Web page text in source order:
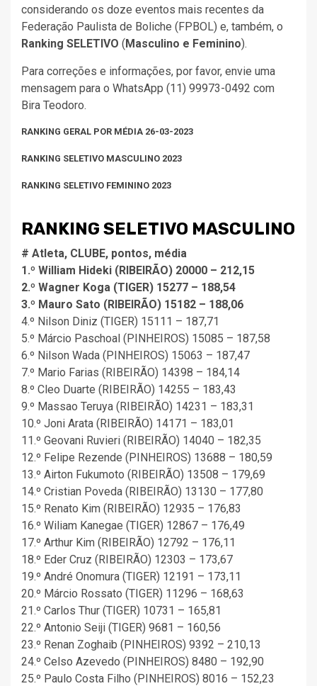
considerando os doze eventos mais recentes da
Federação Paulista de Boliche (FPBOL) e, também, o
Ranking SELETIVO (Masculino e Feminino).
Para correções e informações, por favor, envie uma
mensagem para o WhatsApp (11) 99973-0492 com
Bira Teodoro.
RANKING GERAL POR MÉDIA 26-03-2023
RANKING SELETIVO MASCULINO 2023
RANKING SELETIVO FEMININO 2023
RANKING SELETIVO MASCULINO
# Atleta, CLUBE, pontos, média
1.º William Hideki (RIBEIRÃO) 20000 – 212,15
2.º Wagner Koga (TIGER) 15277 – 188,54
3.º Mauro Sato (RIBEIRÃO) 15182 – 188,06
4.º Nilson Diniz (TIGER) 15111 – 187,71
5.º Márcio Paschoal (PINHEIROS) 15085 – 187,58
6.º Nilson Wada (PINHEIROS) 15063 – 187,47
7.º Mario Farias (RIBEIRÃO) 14398 – 184,14
8.º Cleo Duarte (RIBEIRÃO) 14255 – 183,43
9.º Massao Teruya (RIBEIRÃO) 14231 – 183,31
10.º Joni Arata (RIBEIRÃO) 14171 – 183,01
11.º Geovani Ruvieri (RIBEIRÃO) 14040 – 182,35
12.º Felipe Rezende (PINHEIROS) 13688 – 180,59
13.º Airton Fukumoto (RIBEIRÃO) 13508 – 179,69
14.º Cristian Poveda (RIBEIRÃO) 13130 – 177,80
15.º Renato Kim (RIBEIRÃO) 12935 – 176,83
16.º Wiliam Kanegae (TIGER) 12867 – 176,49
17.º Arthur Kim (RIBEIRÃO) 12792 – 176,11
18.º Eder Cruz (RIBEIRÃO) 12303 – 173,67
19.º André Onomura (TIGER) 12191 – 173,11
20.º Márcio Rossato (TIGER) 11296 – 168,63
21.º Carlos Thur (TIGER) 10731 – 165,81
22.º Antonio Seiji (TIGER) 9681 – 160,56
23.º Renan Zoghaib (PINHEIROS) 9392 – 210,13
24.º Celso Azevedo (PINHEIROS) 8480 – 192,90
25.º Paulo Costa Filho (PINHEIROS) 8016 – 152,23